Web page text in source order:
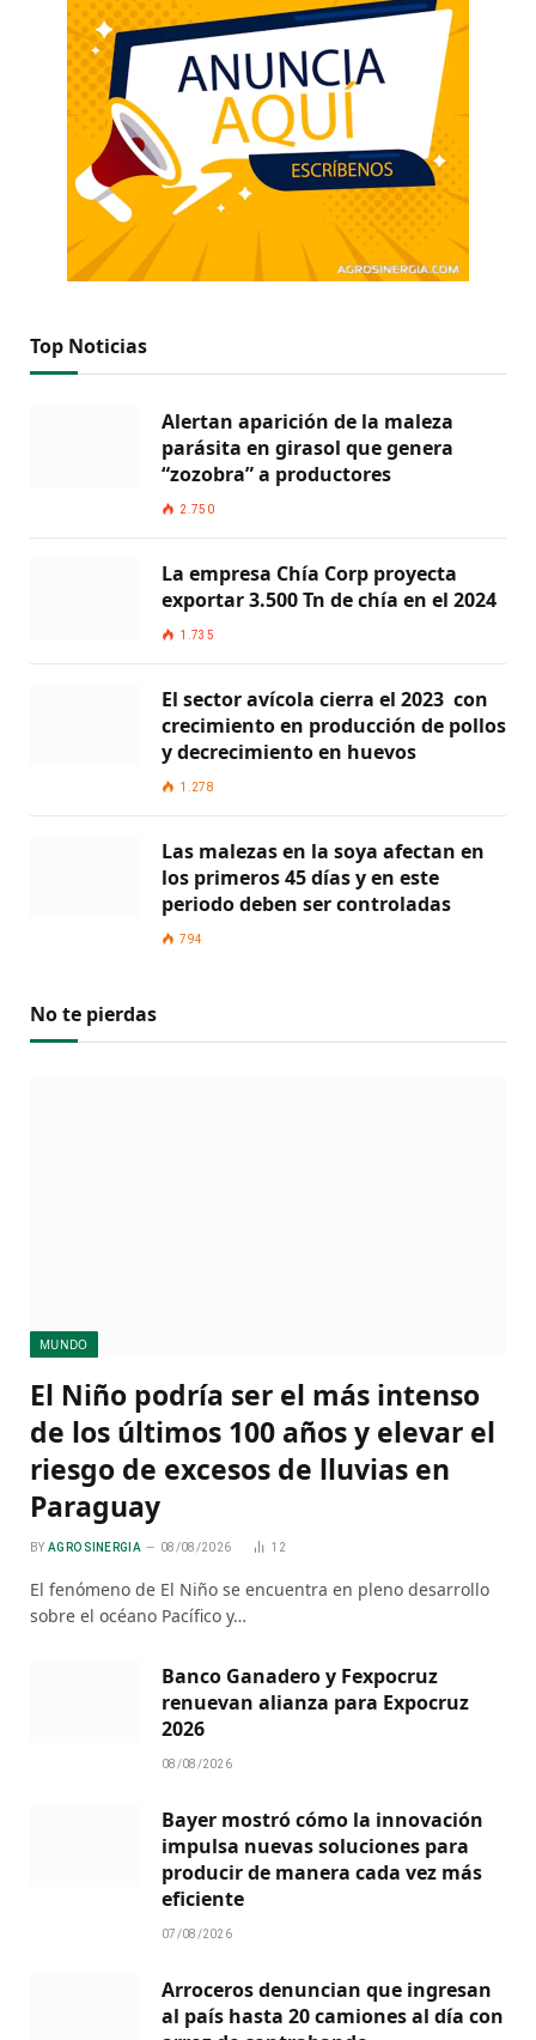
Top Noticias
Alertan aparición de la maleza
parásita en girasol que genera
“zozobra” a productores
2.750
La empresa Chía Corp proyecta
exportar 3.500 Tn de chía en el 2024
1.735
El sector avícola cierra el 2023 con
crecimiento en producción de pollos
y decrecimiento en huevos
1.278
Las malezas en la soya afectan en
los primeros 45 días y en este
periodo deben ser controladas
794
No te pierdas
MUNDO
El Niño podría ser el más intenso
de los últimos 100 años y elevar el
riesgo de excesos de lluvias en
Paraguay
BY AGRO SINERGIA 08/08/2026 12
El fenómeno de El Niño se encuentra en pleno desarrollo
sobre el océano Pacífico y…
Banco Ganadero y Fexpocruz
renuevan alianza para Expocruz
2026
08/08/2026
Bayer mostró cómo la innovación
impulsa nuevas soluciones para
producir de manera cada vez más
eficiente
07/08/2026
Arroceros denuncian que ingresan
al país hasta 20 camiones al día con